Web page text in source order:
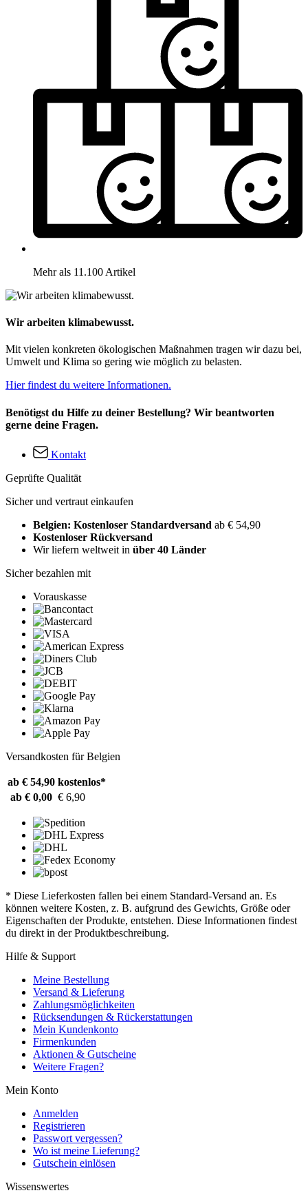
Mehr als 11.100 Artikel
Wir arbeiten klimabewusst.
Mit vielen konkreten ökologischen Maßnahmen tragen wir dazu bei,
Umwelt und Klima so gering wie möglich zu belasten.
Hier findest du weitere Informationen.
Benötigst du Hilfe zu deiner Bestellung? Wir beantworten
gerne deine Fragen.
Kontakt
Geprüfte Qualität
Sicher und vertraut einkaufen
Belgien: Kostenloser Standardversand ab € 54,90
Kostenloser Rückversand
Wir liefern weltweit in über 40 Länder
Sicher bezahlen mit
Vorauskasse
Versandkosten für Belgien
ab € 54,90 kostenlos*
ab € 0,00 € 6,90
* Diese Lieferkosten fallen bei einem Standard-Versand an. Es
können weitere Kosten, z. B. aufgrund des Gewichts, Größe oder
Eigenschaften der Produkte, entstehen. Diese Informationen findest
du direkt in der Produktbeschreibung.
Hilfe & Support
Meine Bestellung
Versand & Lieferung
Zahlungsmöglichkeiten
Rücksendungen & Rückerstattungen
Mein Kundenkonto
Firmenkunden
Aktionen & Gutscheine
Weitere Fragen?
Mein Konto
Anmelden
Registrieren
Passwort vergessen?
Wo ist meine Lieferung?
Gutschein einlösen
Wissenswertes